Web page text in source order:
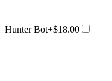
Hunter Bot+$18.00